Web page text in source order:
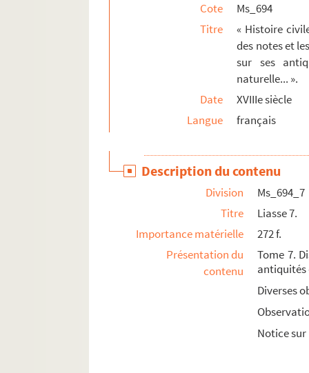
Cote
Ms_694
Titre
« Histoire
des notes et
sur ses
naturelle... ».
Date
XVIIIe siècle
Langue
français
Description du contenu
Division
Ms_694_7
Titre
Liasse 7.
Importance matérielle
272 f.
Présentation du
contenu
Tome 7.
antiquités
Diverses
Notice sur